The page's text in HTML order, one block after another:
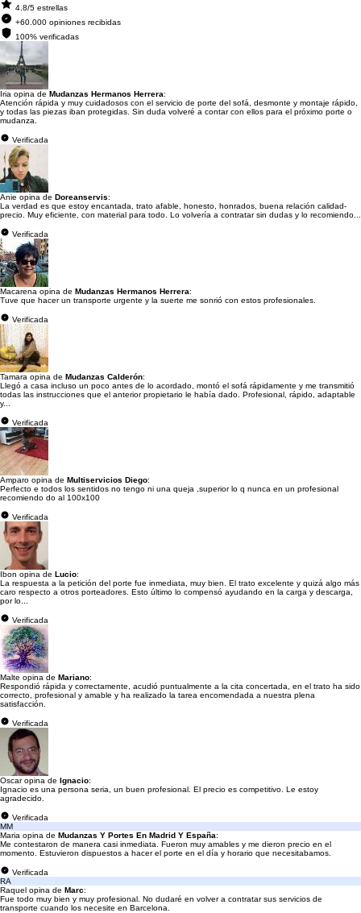
4.8/5 estrellas
+60.000 opiniones recibidas
100% verificadas
Iria opina de Mudanzas Hermanos Herrera:
Atención rápida y muy cuidadosos con el servicio de porte del sofá, desmonte y montaje rápido,
y todas las piezas iban protegidas. Sin duda volveré a contar con ellos para el próximo porte o
mudanza.
Verificada
Anie opina de Doreanservis:
La verdad es que estoy encantada, trato afable, honesto, honrados, buena relación calidad-
precio. Muy eficiente, con material para todo. Lo volvería a contratar sin dudas y lo recomiendo...
Verificada
Macarena opina de Mudanzas Hermanos Herrera:
Tuve que hacer un transporte urgente y la suerte me sonrió con estos profesionales.
Verificada
Tamara opina de Mudanzas Calderón:
Llegó a casa incluso un poco antes de lo acordado, montó el sofá rápidamente y me transmitió
todas las instrucciones que el anterior propietario le había dado. Profesional, rápido, adaptable
y...
Verificada
Amparo opina de Multiservicios Diego:
Perfecto e todos los sentidos no tengo ni una queja ,superior lo q nunca en un profesional
recomiendo do al 100x100
Verificada
Ibon opina de Lucio:
La respuesta a la petición del porte fue inmediata, muy bien. El trato excelente y quizá algo más
caro respecto a otros porteadores. Esto último lo compensó ayudando en la carga y descarga,
por lo...
Verificada
Malte opina de Mariano:
Respondió rápida y correctamente, acudió puntualmente a la cita concertada, en el trato ha sido
correcto, profesional y amable y ha realizado la tarea encomendada a nuestra plena
satisfacción.
Verificada
Oscar opina de Ignacio:
Ignacio es una persona seria, un buen profesional. El precio es competitivo. Le estoy
agradecido.
Verificada
MM
Maria opina de Mudanzas Y Portes En Madrid Y España:
Me contestaron de manera casi inmediata. Fueron muy amables y me dieron precio en el
momento. Estuvieron dispuestos a hacer el porte en el día y horario que necesitabamos.
Verificada
RA
Raquel opina de Marc:
Fue todo muy bien y muy profesional. No dudaré en volver a contratar sus servicios de
transporte cuando los necesite en Barcelona.